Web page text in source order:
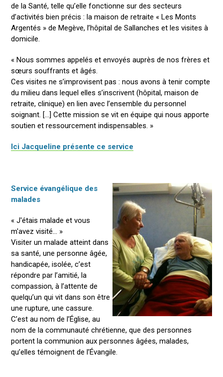
de la Santé, telle qu’elle fonctionne sur des secteurs
d’activités bien précis : la maison de retraite « Les Monts
Argentés » de Megève, l’hôpital de Sallanches et les visites à
domicile.
« Nous sommes appelés et envoyés auprès de nos frères et
sœurs souffrants et âgés.
Ces visites ne s’improvisent pas : nous avons à tenir compte
du milieu dans lequel elles s’inscrivent (hôpital, maison de
retraite, clinique) en lien avec l’ensemble du personnel
soignant. […] Cette mission se vit en équipe qui nous apporte
soutien et ressourcement indispensables. »
Ici Jacqueline présente ce service
Service évangélique des
malades
« J'étais malade et vous
m'avez visité... »
Visiter un malade atteint dans
sa santé, une personne âgée,
handicapée, isolée, c’est
répondre par l’amitié, la
compassion, à l’attente de
quelqu’un qui vit dans son être
une rupture, une cassure.
C’est au nom de l’Église, au
nom de la communauté chrétienne, que des personnes
portent la communion aux personnes âgées, malades,
qu’elles témoignent de l’Évangile.